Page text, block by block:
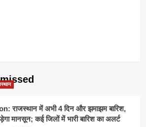
राजस्थान में अभी 4 दिन और झमाझम बारिश,
मानसून; कई जिलों में भारी बारिश का अलर्ट